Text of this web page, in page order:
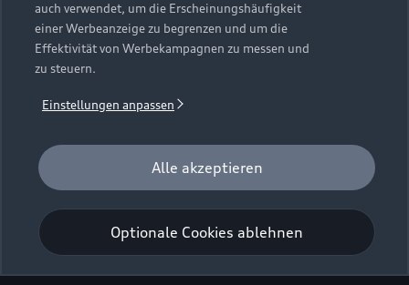
auch verwendet, um die Erscheinungshäufigkeit
einer Werbeanzeige zu begrenzen und um die
Effektivität von Werbekampagnen zu messen und
zu steuern.
Einstellungen anpassen
Optionale Cookies ablehnen
Alle akzeptieren